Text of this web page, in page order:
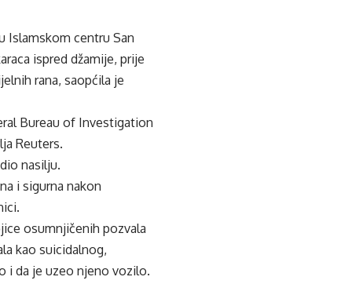
Islamskom centru San
ispred džamije, prije
rana, saopćila je
Bureau of Investigation
Reuters.
nasilju.
i sigurna nakon
osumnjičenih pozvala
kao suicidalnog,
i da je uzeo njeno vozilo.